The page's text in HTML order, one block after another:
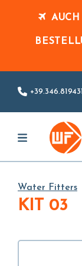
Water Fitters
KIT 03